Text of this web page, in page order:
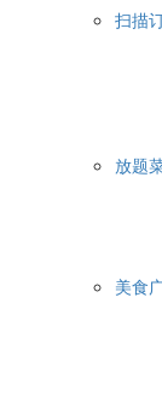
扫描
放题
美食